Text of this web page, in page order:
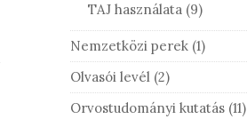
TAJ használata(9)
Nemzetközi perek(1)
Olvasói levél(2)
Orvostudományi kutatás(11)